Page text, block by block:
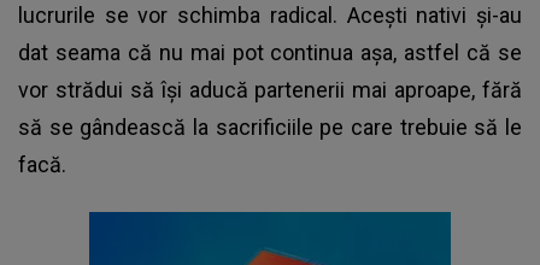
lucrurile se vor schimba radical. Acești nativi și-au
dat seama că nu mai pot continua așa, astfel că se
vor strădui să își aducă partenerii mai aproape, fără
să se gândească la sacrificiile pe care trebuie să le
facă.